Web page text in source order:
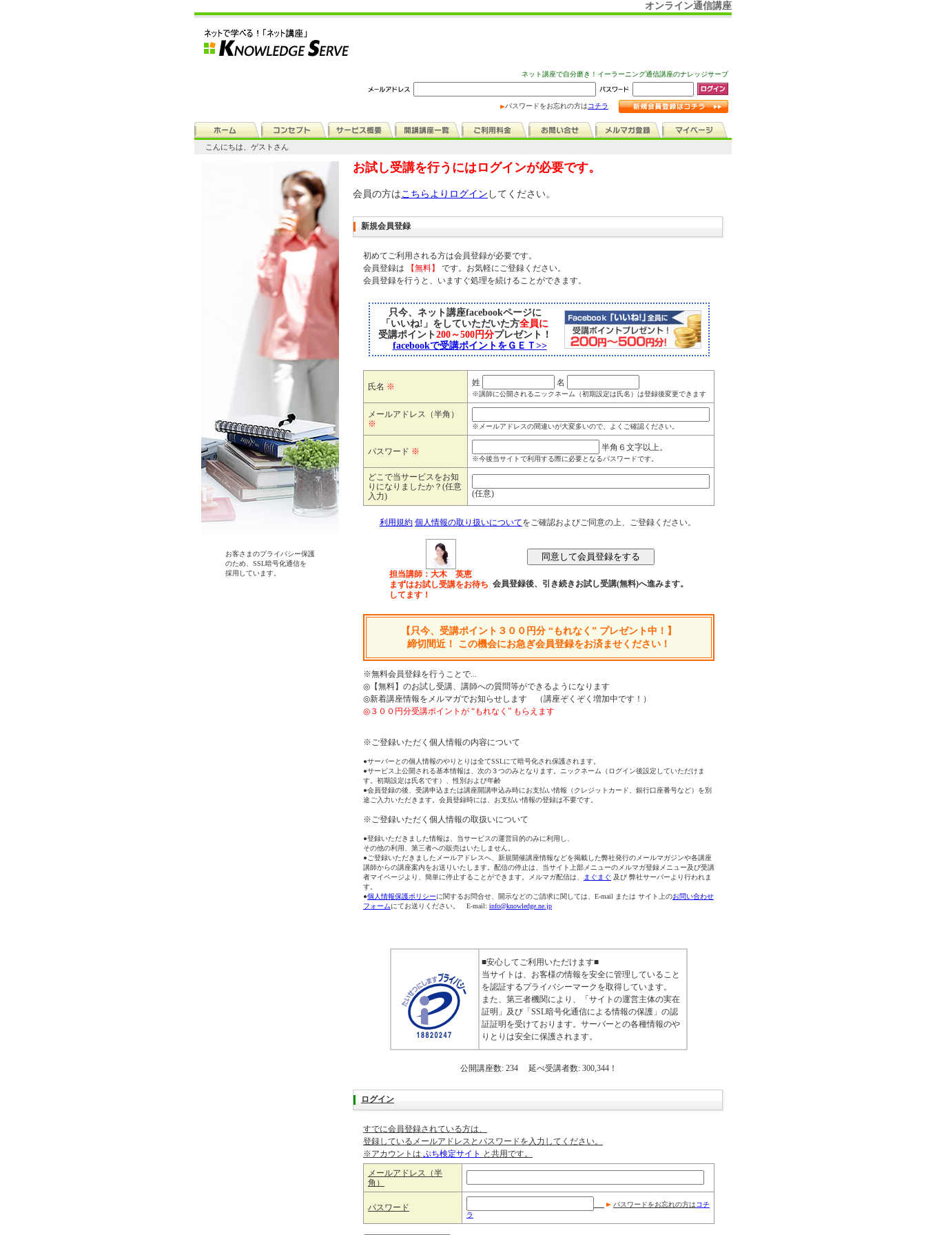
オンライン通信講座
ネット講座で自分磨き！イーラーニング通信講座のナレッジサーブ
パスワードをお忘れの方はコチラ
こんにちは、ゲストさん
お客さまのプライバシー保護
のため、SSL暗号化通信を
採用しています。
お試し受講を行うにはログインが必要です。
会員の方はこちらよりログイン してください。
新規会員登録
初めてご利用される方は会員登録が必要です。
会員登録は 【無料】
です。お気軽にご登録ください。
会員登録を行うと、いますぐ処理を続けることができます。
只今、ネット講座facebookページに
「いいね!」をしていただいた方全員に
受講ポイント200～500円分プレゼント！
facebookで受講ポイントをＧＥＴ>>
氏名 ※ 姓 名
※講師に公開されるニックネーム（初期設定は氏名）は登録後変更できます
メールアドレス（半角）
※
※メールアドレスの間違いが大変多いので、よくご確認ください。
パスワード ※ 半角６文字以上。
※今後当サイトで利用する際に必要となるパスワードです。
どこで当サービスをお知
りになりましたか？(任意
入力)
(任意)
利用規約 個人情報の取り扱いについてをご確認およびご同意の上、ご登録ください。
担当講師：大木 英恵
まずはお試し受講をお待ち
してます！
会員登録後、引き続きお試し受講(無料)へ進みます。
【只今、受講ポイント３００円分 “もれなく” プレゼント中！】
締切間近！ この機会にお急ぎ会員登録をお済ませください！
※無料会員登録を行うことで...
◎【無料】のお試し受講、講師への質問等ができるようになります
◎新着講座情報をメルマガでお知らせします （講座ぞくぞく増加中です！）
◎３００円分受講ポイントが “もれなく” もらえます
※ご登録いただく個人情報の内容について
●サーバーとの個人情報のやりとりは全てSSLにて暗号化され保護されます。
●サービス上公開される基本情報は、次の３つのみとなります。ニックネーム（ログイン後設定していただけま
す。初期設定は氏名です）、性別および年齢
●会員登録の後、受講申込または講座開講申込み時にお支払い情報（クレジットカード、銀行口座番号など）を別
途ご入力いただきます。会員登録時には、お支払い情報の登録は不要です。
※ご登録いただく個人情報の取扱いについて
●登録いただきました情報は、当サービスの運営目的のみに利用し、
その他の利用、第三者への販売はいたしません。
●ご登録いただきましたメールアドレスへ、新規開催講座情報などを掲載した弊社発行のメールマガジンや各講座
講師からの講座案内をお送りいたします。配信の停止は、当サイト上部メニューのメルマガ登録メニュー及び受講
者マイページより、簡単に停止することができます。メルマガ配信は、
まぐまぐ 及び 弊社サーバーより行われま
す。
●個人情報保護ポリシーに関するお問合せ、開示などのご請求に関しては、E-mail または サイト上のお問い合わせ
フォームにてお送りください。 E-mail: info@knowledge.ne.jp
■安心してご利用いただけます■
当サイトは、お客様の情報を安全に管理していること
を認証するプライバシーマークを取得しています。
また、第三者機関により、「サイトの運営主体の実在
証明」及び「SSL暗号化通信による情報の保護」の認
証証明を受けております。サーバーとの各種情報のや
りとりは安全に保護されます。
公開講座数: 234 延べ受講者数: 300,344！
ログイン
すでに会員登録されている方は、
登録しているメールアドレスとパスワードを入力してください。
※アカウントは ぷち検定サイト と共用です。
メールアドレス（半
角）
パスワード パスワードをお忘れの方はコチ
ラ